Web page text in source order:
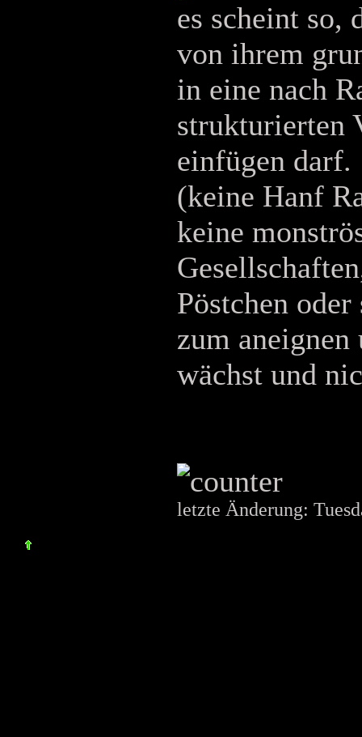
es scheint so,
von ihrem
in eine nach
strukturierten
einfügen darf.
(keine Hanf
keine
Pöstchen
zum
wächst und
letzte Änderung: